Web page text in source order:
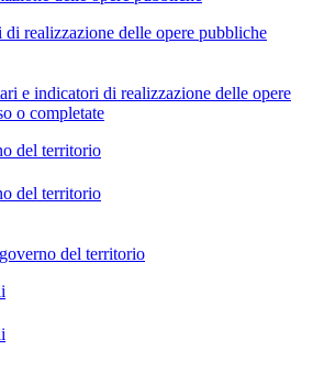
realizzazione delle opere pubbliche
e indicatori di realizzazione delle opere
o completate
del territorio
del territorio
del territorio